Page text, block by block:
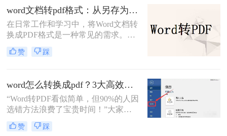
文件分享。那么word文档如何免费转
换成pdf呢？本文将详细介绍几种常用
的方法来实现这一目标。
word文档转pdf格式：从另存为到在线工具，三种路径各有取舍！
在日常工作和学习中，将Word文档转
换成PDF格式是一种常见的需求。
PDF格式不仅能够保持文档的原貌，
确保在不同平台和设备上呈现一致的
呢？本文将介绍三种高效且易于操作
的Word文档转换成PDF的方法，帮助
读者轻松应对这一需求。
赞 踩
word怎么转换成pdf？3大高效方法详解，职场人必备技能！
“Word转PDF看似简单，但90%的人因
选错方法浪费了宝贵时间！”大家
好，我是小编——一位深耕电脑办公
软件测评多年的IT博主。在日常工作
赞 踩